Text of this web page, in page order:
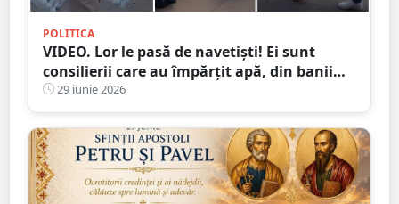
POLITICA
VIDEO. Lor le pasă de navetiști! Ei sunt
consilierii care au împărțit apă, din banii
lor, pe Cod Roșu, în Satu Mare
29 iunie 2026